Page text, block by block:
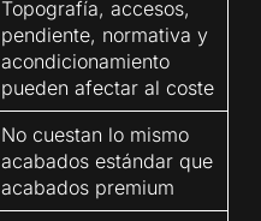
Topografía, accesos,
pendiente, normativa y
acondicionamiento
pueden afectar al coste
No cuestan lo mismo
acabados estándar que
acabados premium